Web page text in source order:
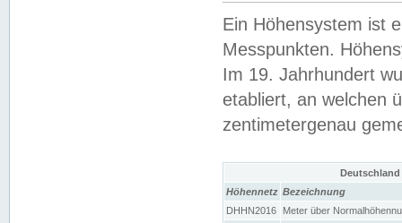
Ein Höhensystem ist
Messpunkten.
Im 19. Jahrhundert
etabliert, an welchen
zentimetergenau
Höhennetz Bezeichnung
DHHN2016
Meter über